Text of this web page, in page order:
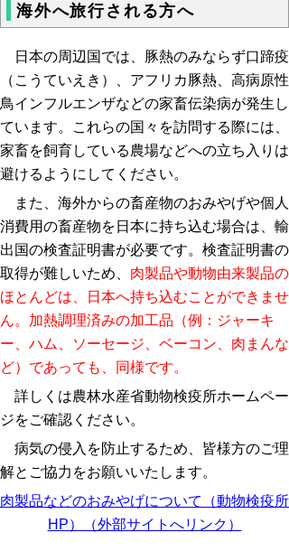
海外へ旅行される方へ
日本の周辺国では、豚熱のみならず口蹄疫
（こうていえき）、アフリカ豚熱、高病原性
鳥インフルエンザなどの家畜伝染病が発生し
ています。これらの国々を訪問する際には、
家畜を飼育している農場などへの立ち入りは
避けるようにしてください。
また、海外からの畜産物のおみやげや個人
消費用の畜産物を日本に持ち込む場合は、輸
出国の検査証明書が必要です。検査証明書の
取得が難しいため、 肉製品や動物由来製品の
ほとんどは、日本へ持ち込むことができませ
ん。加熱調理済みの加工品（例：ジャーキ
ー、ハム、ソーセージ、ベーコン、肉まんな
ど）であっても、同様です。
詳しくは農林水産省動物検疫所ホームペー
ジをご確認ください。
病気の侵入を防止するため、皆様方のご理
解とご協力をお願いいたします。
肉製品などのおみやげについて（動物検疫所
HP）（外部サイトへリンク）